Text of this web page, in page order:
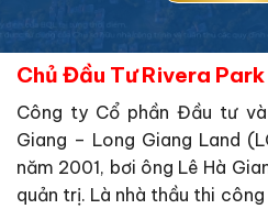
Chủ Đầu Tư Rivera
Công ty Cổ phần Đầu tư
Giang – Long Giang Land
năm 2001, bơi ông Lê Hà
quản trị. Là nhà thầu thi